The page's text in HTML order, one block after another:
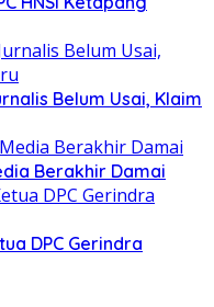
Belum Usai, Klaim
Berakhir Damai
DPC Gerindra